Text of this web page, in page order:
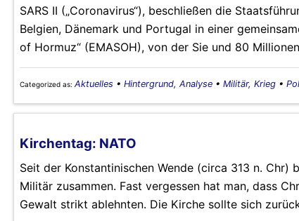
SARS II („Coronavirus“), beschließen die
Belgien, Dänemark und Portugal in einer
of Hormuz“ (EMASOH), von der Sie und 80
Categorized as: Aktuelles • Hintergrund, Analyse • Militär, Krieg •
Kirchentag: NATO
Seit der Konstantinischen Wende (circa 313 n.
Militär zusammen. Fast vergessen hat man, dass
Gewalt strikt ablehnten. Die Kirche sollte sich